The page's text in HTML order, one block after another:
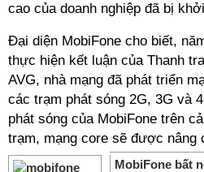
cao của doanh nghiệp đã bị
Đại diện MobiFone cho biết,
thực hiện kết luận của Thanh
AVG, nhà mạng đã phát triển
các trạm phát sóng 2G, 3G và
phát sóng của MobiFone trên
trạm, mạng core sẽ được nâng
MobiFone bất